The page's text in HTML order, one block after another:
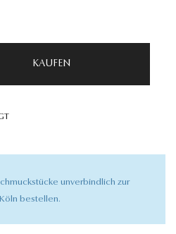
KAUFEN
unverbindlich zur
bestellen.